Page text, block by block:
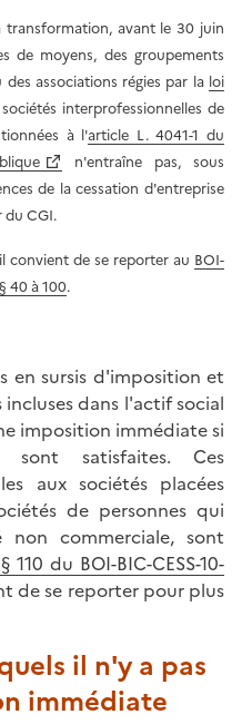
avant le 30 juin
de moyens, des groupements
associations régies par la loi
interprofessionnelles de
à l'article L. 4041-1 du
n'entraîne pas, sous
de la cessation d'entreprise
du CGI.
convient de se reporter au BOI-
40 à 100.
en sursis d'imposition et
dans l'actif social
imposition immédiate si
sont satisfaites. Ces
aux sociétés placées
de personnes qui
commerciale, sont
110 du BOI-BIC-CESS-10-
de se reporter pour plus
il n'y a pas
immédiate